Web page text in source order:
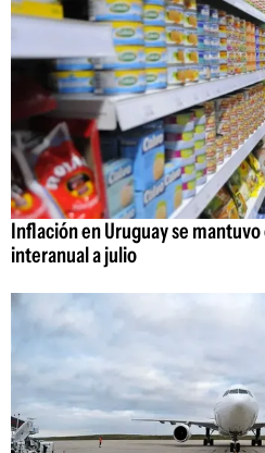
Inflación en Uruguay se
interanual a julio